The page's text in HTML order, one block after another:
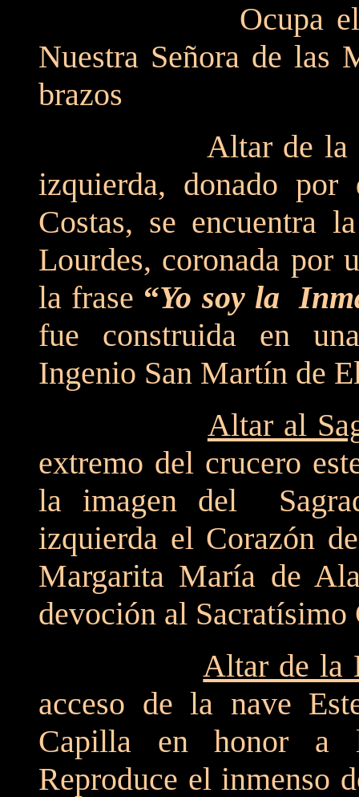
Ocupa el sitial
Nuestra Señora de las
brazos
Altar de la
izquierda, donado
Costas, se encuentra
Lourdes, coronada por
la frase “Yo soy la
fue construida en
Ingenio San Martín de
Altar al
extremo del crucero
la imagen del
izquierda el Corazón
Margarita María de
devoción al Sacratísimo
Altar de la
acceso de la nave
Capilla en honor a
Reproduce el inmenso